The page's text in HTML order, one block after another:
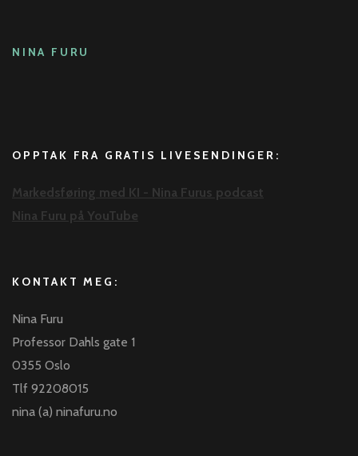
NINA FURU
OPPTAK FRA GRATIS LIVESENDINGER:
Markedsføring med KI - Nina Furus podcast
Nina Furu på YouTube
KONTAKT MEG:
Nina Furu
Professor Dahls gate 1
0355 Oslo
Tlf 92208015
nina (a) ninafuru.no